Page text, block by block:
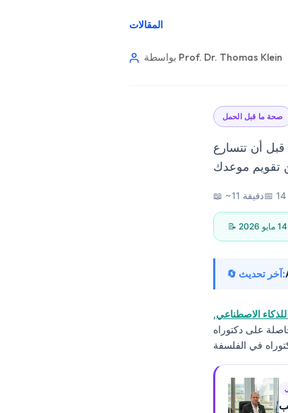
المقالات
بواسطة Prof. Dr. Thomas Klein
صحة ما قبل الحمل
قبل أن تتسارع
📖 ~11 دقيقة📅
14 مايو 2026
🔄 آخر تحديث:
الاصطناعي,
على دكتوراه